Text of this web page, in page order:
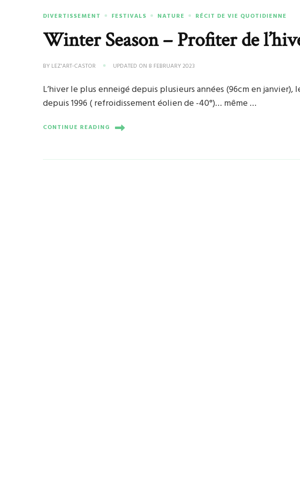
DIVERTISSEMENT FESTIVALS NATURE RÉCIT DE VIE QUOTIDIENNE
Winter Season – Profiter de
BY LEZ'ART-CASTOR UPDATED ON 8 FEBRUARY 2023
L’hiver le plus enneigé depuis plusieurs années (96cm en
depuis 1996 ( refroidissement éolien de -40°)… même …
CONTINUE READING